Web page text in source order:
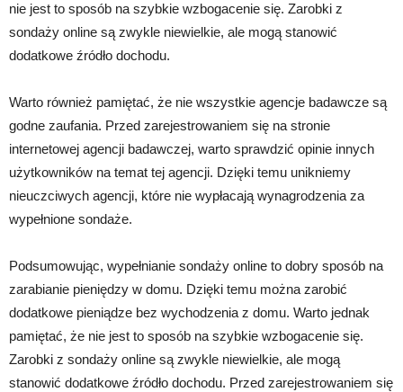
nie jest to sposób na szybkie wzbogacenie się. Zarobki z
sondaży online są zwykle niewielkie, ale mogą stanowić
dodatkowe źródło dochodu.
Warto również pamiętać, że nie wszystkie agencje badawcze są
godne zaufania. Przed zarejestrowaniem się na stronie
internetowej agencji badawczej, warto sprawdzić opinie innych
użytkowników na temat tej agencji. Dzięki temu unikniemy
nieuczciwych agencji, które nie wypłacają wynagrodzenia za
wypełnione sondaże.
Podsumowując, wypełnianie sondaży online to dobry sposób na
zarabianie pieniędzy w domu. Dzięki temu można zarobić
dodatkowe pieniądze bez wychodzenia z domu. Warto jednak
pamiętać, że nie jest to sposób na szybkie wzbogacenie się.
Zarobki z sondaży online są zwykle niewielkie, ale mogą
stanowić dodatkowe źródło dochodu. Przed zarejestrowaniem się